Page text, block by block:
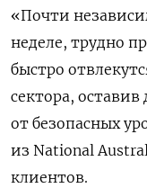
«Почти
неделе, трудно
быстро
сектора,
от безопасных
из National
клиентов.